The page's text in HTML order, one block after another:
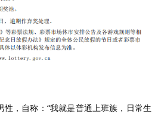
性，自称：“我就是普通上班族，日常生